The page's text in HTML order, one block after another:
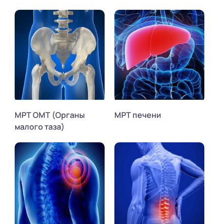
МРТ ОМТ (Органы
малого таза)
МРТ печени